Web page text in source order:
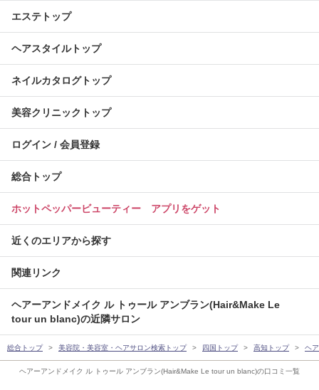
ヘアーアンドメイク ル トゥール アンブラン(Hair&Make Le tour un blanc)の口コミ一覧
エステトップ
ヘアスタイルトップ
ネイルカタログトップ
美容クリニックトップ
ログイン / 会員登録
総合トップ
ホットペッパービューティー アプリをゲット
近くのエリアから探す
関連リンク
ヘアーアンドメイク ル トゥール アンブラン(Hair&Make Le
tour un blanc)の近隣サロン
総合トップ 美容院・美容室・ヘアサロン検索トップ 四国トップ 高知トップ ヘ